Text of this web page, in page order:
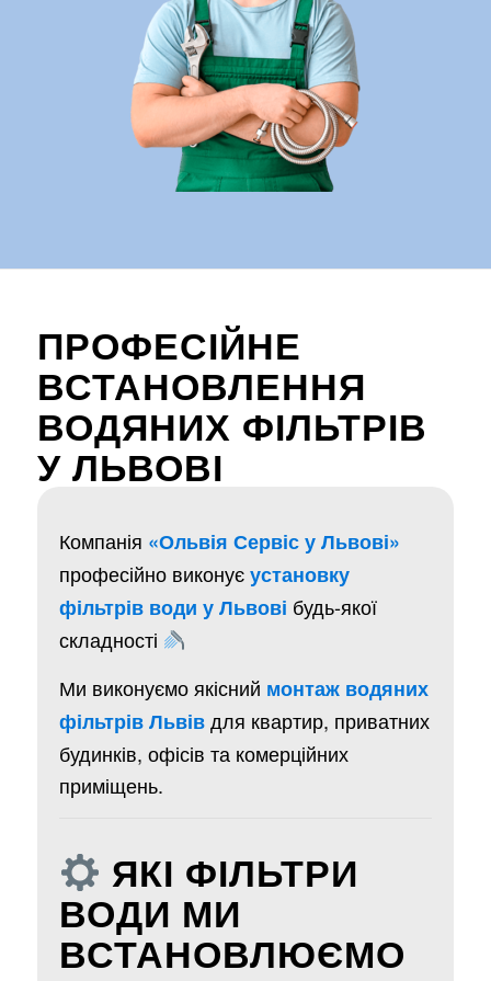
ПРОФЕСІЙНЕ
ВСТАНОВЛЕННЯ
ВОДЯНИХ ФІЛЬТРІВ
У ЛЬВОВІ
Компанія «Ольвія Сервіс у Львові»
професійно виконуєустановку
фільтрів води у Львові будь-якої
складності
Ми виконуємо якісний монтаж водяних
фільтрів Львівдля квартир, приватних
будинків, офісів та комерційних
приміщень.
ЯКІ ФІЛЬТРИ
ВОДИ МИ
ВСТАНОВЛЮЄМО